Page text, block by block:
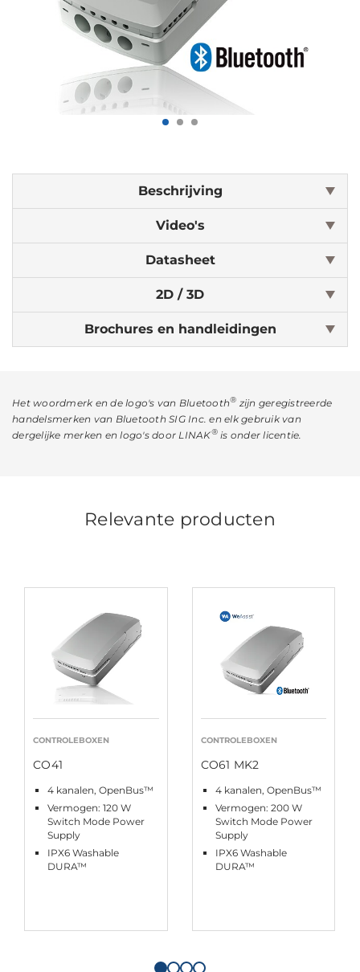
Beschrijving
Video's
Datasheet
2D / 3D
Brochures en handleidingen
Het woordmerk en de logo's van Bluetooth® zijn geregistreerde
handelsmerken van Bluetooth SIG Inc. en elk gebruik van
dergelijke merken en logo's door LINAK® is onder licentie.
Relevante producten
CONTROLEBOXEN
CO41
4 kanalen, OpenBus™
Vermogen: 120 W
Switch Mode Power
Supply
IPX6 Washable
DURA™
CONTROLEBOXEN
CO61 MK2
4 kanalen, OpenBus™
Vermogen: 200 W
Switch Mode Power
Supply
IPX6 Washable
DURA™